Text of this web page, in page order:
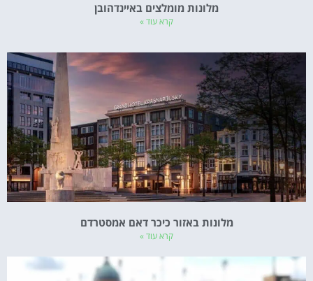
מלונות מומלצים באיינדהובן
קרא עוד »
מלונות באזור כיכר דאם אמסטרדם
קרא עוד »